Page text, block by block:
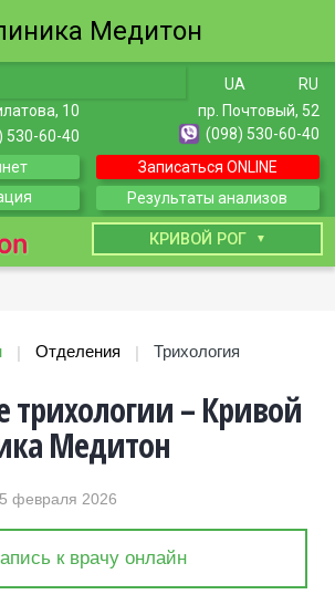
UA
RU
10
530-60-40
пр. Почтовый, 52
(098) 530-60-40
Записаться ONLINE
Результаты анализов
КРИВОЙ РОГ
| Отделения | Трихология
трихологии – Кривой
Медитон
февраля 2026
к врачу онлайн
Медитон